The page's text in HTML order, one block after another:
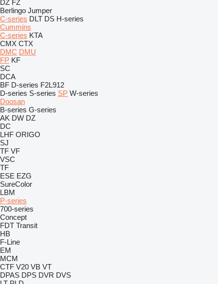
DZ FZ
Berlingo Jumper
C-series DLT DS H-series
Cummins
C-series KTA
CMX CTX
DMC DMU
FP KF
SC
DCA
BF D-series F2L912
D-series S-series SP W-series
Doosan
B-series G-series
AK DW DZ
DC
LHF ORIGO
SJ
TF VF
VSC
TF
ESE EZG
SureColor
LBM
P-series
700-series
Concept
FDT Transit
HB
F-Line
EM
MCM
CTF V20 VB VT
DPAS DPS DVR DVS